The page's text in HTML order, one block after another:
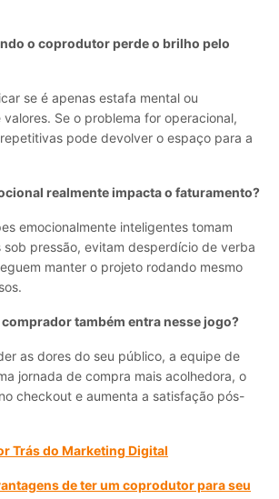
o coprodutor perde o brilho pelo
se é apenas estafa mental ou
Se o problema for operacional,
pode devolver o espaço para a
realmente impacta o faturamento?
emocionalmente inteligentes tomam
sob pressão, evitam desperdício de verba
manter o projeto rodando mesmo
também entra nesse jogo?
as dores do seu público, a equipe de
jornada de compra mais acolhedora, o
checkout e aumenta a satisfação pós-
Trás do Marketing Digital
de ter um coprodutor para seu